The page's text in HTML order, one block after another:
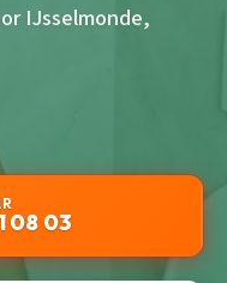
IJsselmonde,
08 03